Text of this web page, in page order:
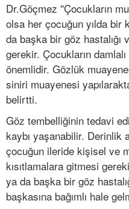
Dr.Göçmez ''Çocukların
olsa her çocuğun yılda bir
da başka bir göz hastalığı
gerekir. Çocukların
önemlidir. Gözlük
siniri muayenesi
belirtti.
Göz tembelliğinin tedavi
kaybı yaşanabilir. Derinlik
çocuğun ileride kişisel ve
kısıtlamalara gitmesi
ya da başka bir göz
başkasına bağımlı hale